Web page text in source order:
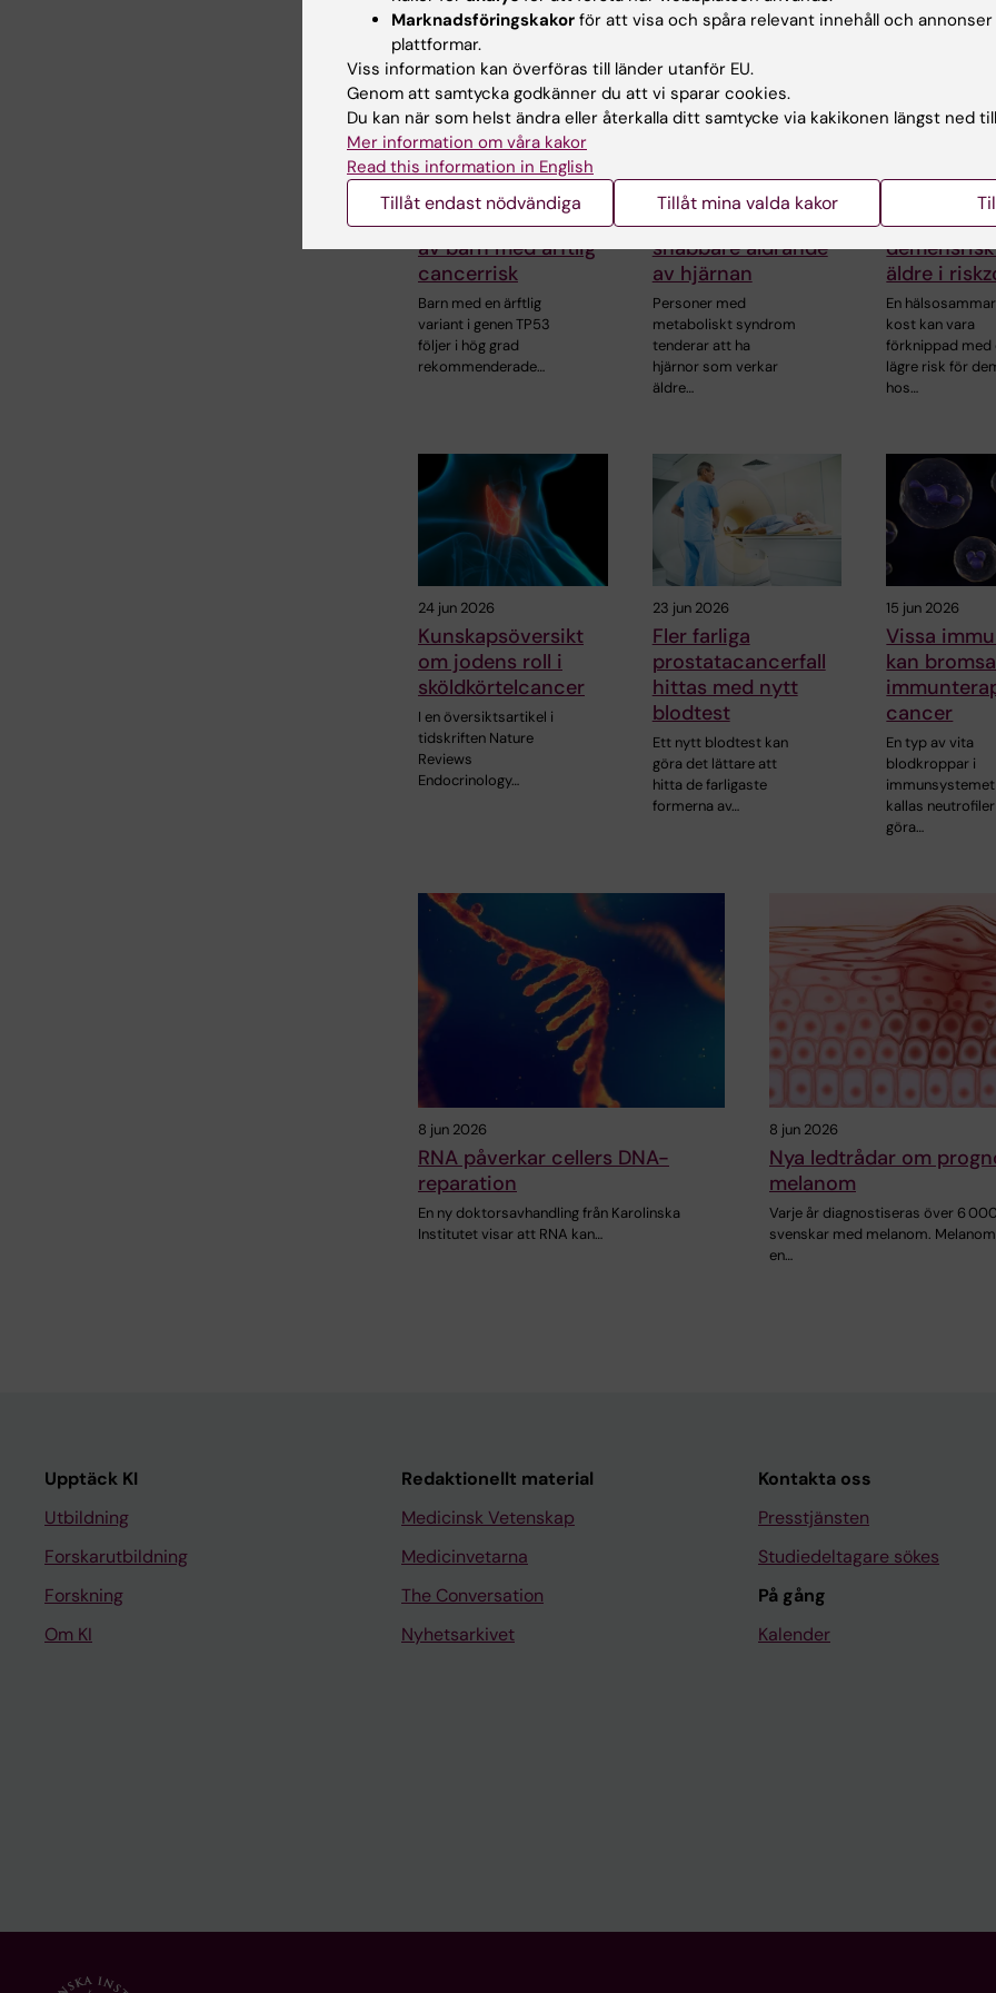
5 aug 2026
Hög följsamhet
trots täta kontroller
av barn med ärftlig
cancerrisk
Barn med en ärftlig
variant i genen TP53
följer i hög grad
rekommenderade…
Metaboliskt
syndrom kopplat till
snabbare åldrande
av hjärnan
Personer med
metaboliskt syndrom
tenderar att ha
hjärnor som verkar
äldre…
kopplas till
äldre i
En
kost kan vara
förknippad med
lägre risk för
hos…
24 jun 2026
Kunskapsöversikt
om jodens roll i
sköldkörtelcancer
I en översiktsartikel i
tidskriften Nature
Reviews
Endocrinology…
23 jun 2026
Fler farliga
prostatacancerfall
hittas med nytt
blodtest
Ett nytt blodtest kan
göra det lättare att
hitta de farligaste
formerna av…
15 jun 2026
Vissa
kan bromsa
cancer
En typ av vita
blodkroppar i
kallas
göra…
8 jun 2026
RNA påverkar cellers DNA-
reparation
En ny doktorsavhandling från Karolinska
Institutet visar att RNA kan…
8 jun 2026
Nya ledtrådar om
melanom
Varje år diagnostiseras över 6
svenskar med melanom.
en…
Upptäck KI
Utbildning
Forskarutbildning
Forskning
Om KI
Redaktionellt material
Medicinsk Vetenskap
Medicinvetarna
The Conversation
Nyhetsarkivet
Kontakta oss
Presstjänsten
Studiedeltagare sökes
På gång
Kalender
Marknadsföringskakor för att visa och spåra relevant innehåll och
plattformar.
Viss information kan överföras till länder utanför EU.
Genom att samtycka godkänner du att vi sparar cookies.
Du kan när som helst ändra eller återkalla ditt samtycke via kakikonen längst ned
Mer information om våra kakor
Read this information in English
Tillåt endast nödvändiga Tillåt mina valda kakor